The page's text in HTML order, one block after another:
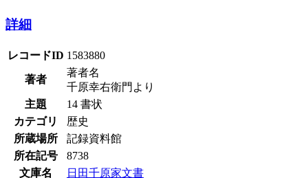
詳細
レコードID 1583880
著者
著者名
千原幸右衛門より
主題
14 書状
カテゴリ
歴史
所蔵場所
記録資料館
所在記号
8738
文庫名
日田千原家文書